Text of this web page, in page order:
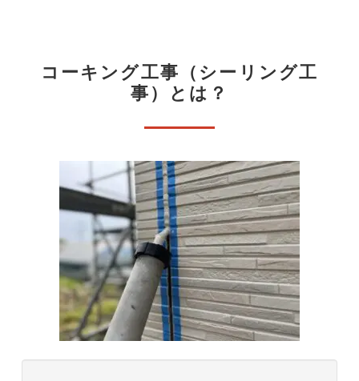
コーキング工事（シーリング工
事）とは？